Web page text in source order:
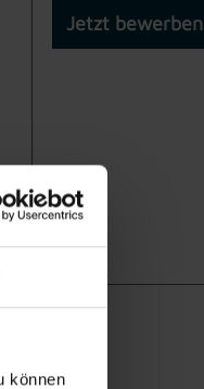
können
Jetzt bewerben